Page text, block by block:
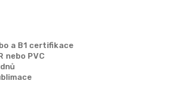
a B1 certifikace
nebo PVC